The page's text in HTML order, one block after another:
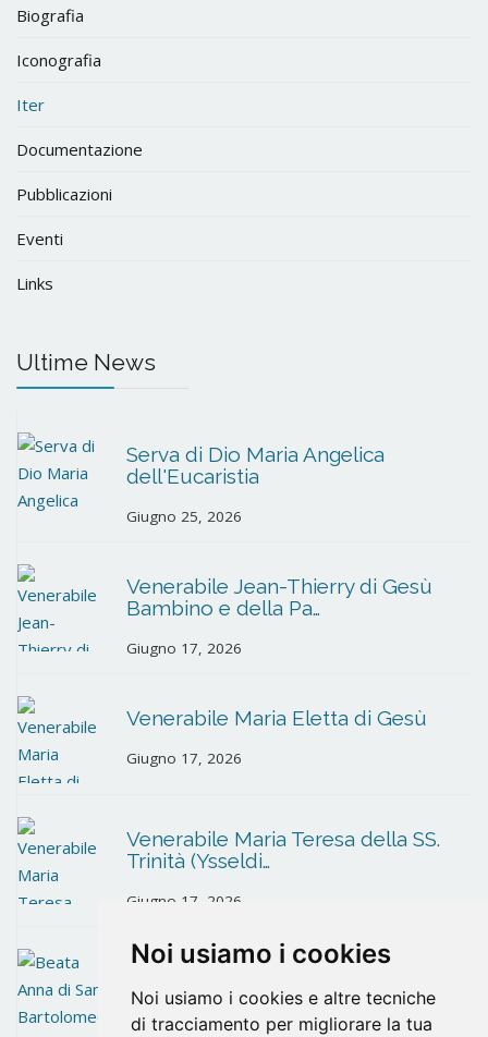
Noi usiamo i cookies
Noi usiamo i cookies e altre tecniche
di tracciamento per migliorare la tua
Biografia
Iconografia
Iter
Documentazione
Pubblicazioni
Eventi
Links
Ultime News
Serva di Dio Maria Angelica
dell'Eucaristia
Giugno 25, 2026
Venerabile Jean-Thierry di Gesù
Bambino e della Pa…
Giugno 17, 2026
Venerabile Maria Eletta di Gesù
Giugno 17, 2026
Venerabile Maria Teresa della SS.
Trinità (Ysseldi…
Giugno 17, 2026
Beata Anna di San Bartolomeo
Giugno 10, 2026